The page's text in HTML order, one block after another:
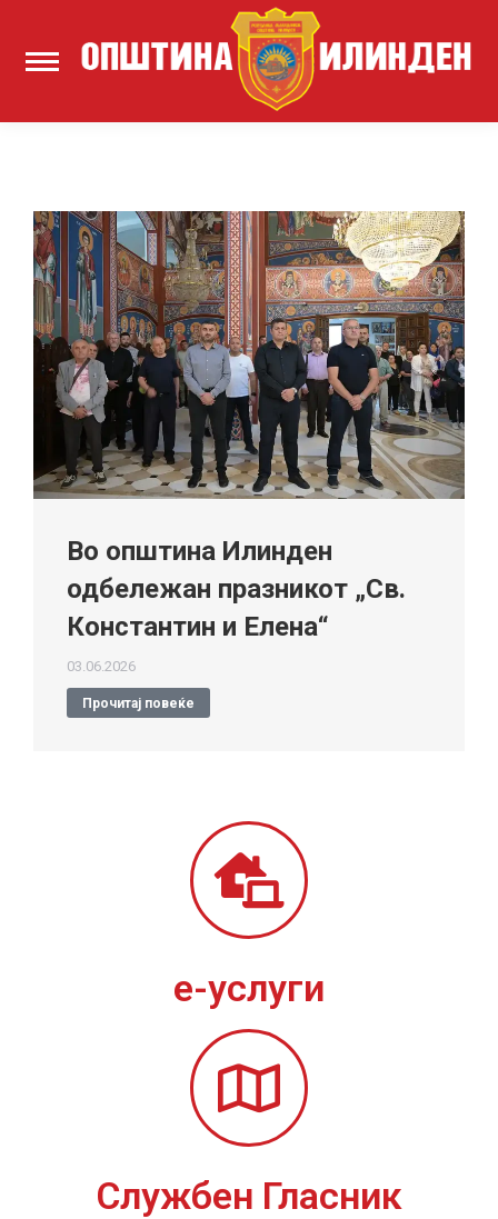
Во општина Илинден
одбележан празникот „Св.
Константин и Елена“
03.06.2026
Прочитај повеќе
е-услуги
Службен Гласник